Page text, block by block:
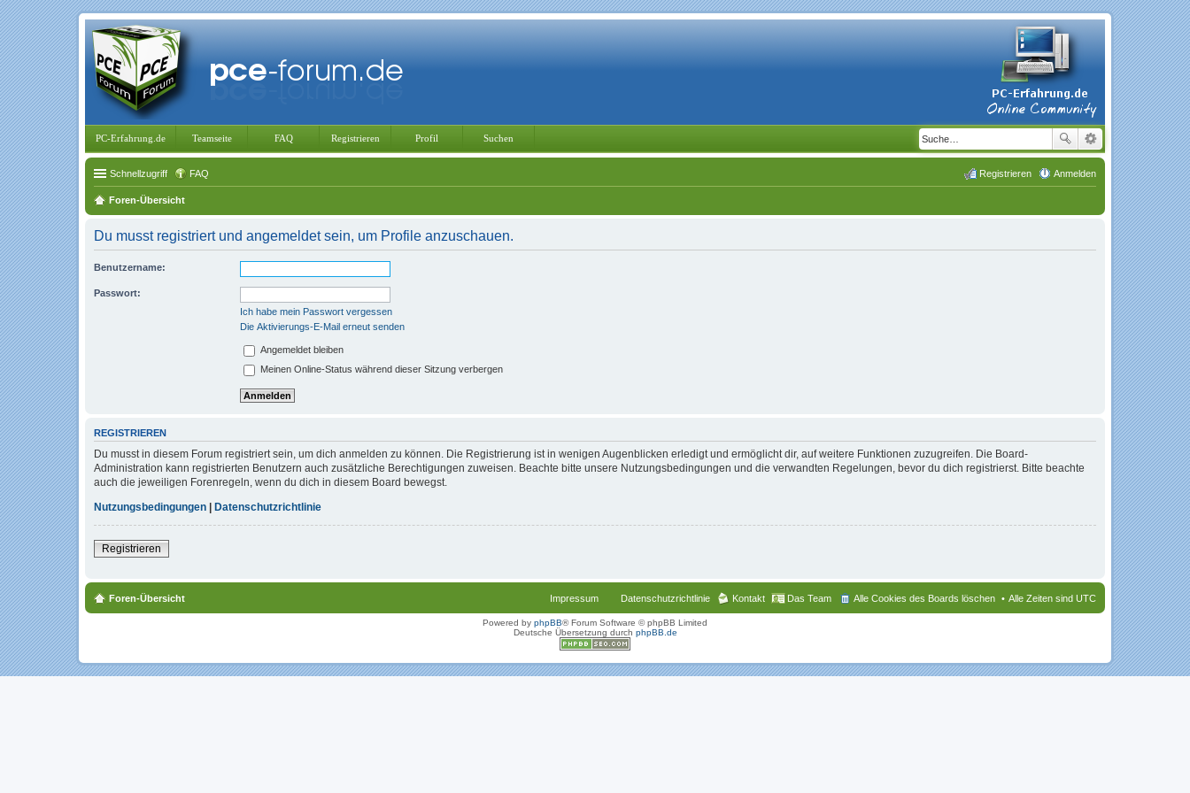
PC-Erfahrung.de Teamseite FAQ Registrieren Profil Suchen
Schnellzugriff FAQ Anmelden
Registrieren
Foren-Übersicht
Du musst registriert und angemeldet sein, um Profile anzuschauen.
Benutzername:
Passwort:
Ich habe mein Passwort vergessen
Die Aktivierungs-E-Mail erneut senden
Angemeldet bleiben
Meinen Online-Status während dieser Sitzung verbergen
REGISTRIEREN
Du musst in diesem Forum registriert sein, um dich anmelden zu können. Die Registrierung ist in wenigen Augenblicken erledigt und ermöglicht dir, auf weitere Funktionen zuzugreifen. Die Board-
Administration kann registrierten Benutzern auch zusätzliche Berechtigungen zuweisen. Beachte bitte unsere Nutzungsbedingungen und die verwandten Regelungen, bevor du dich registrierst. Bitte beachte
auch die jeweiligen Forenregeln, wenn du dich in diesem Board bewegst.
Nutzungsbedingungen | Datenschutzrichtlinie
Registrieren
Foren-Übersicht Alle Zeiten sind UTC
Alle Cookies des Boards löschen
Das Team
Kontakt
Datenschutzrichtlinie
Impressum
Powered by phpBB® Forum Software © phpBB Limited
Deutsche Übersetzung durch phpBB.de